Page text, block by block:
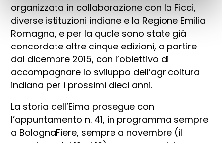
organizzata in collaborazione con la Ficci,
diverse istituzioni indiane e la Regione Emilia
Romagna, e per la quale sono state già
concordate altre cinque edizioni, a partire
dal dicembre 2015, con l’obiettivo di
accompagnare lo sviluppo dell’agricoltura
indiana per i prossimi dieci anni.
La storia dell’Eima prosegue con
l’appuntamento n. 41, in programma sempre
a BolognaFiere, sempre a novembre (il